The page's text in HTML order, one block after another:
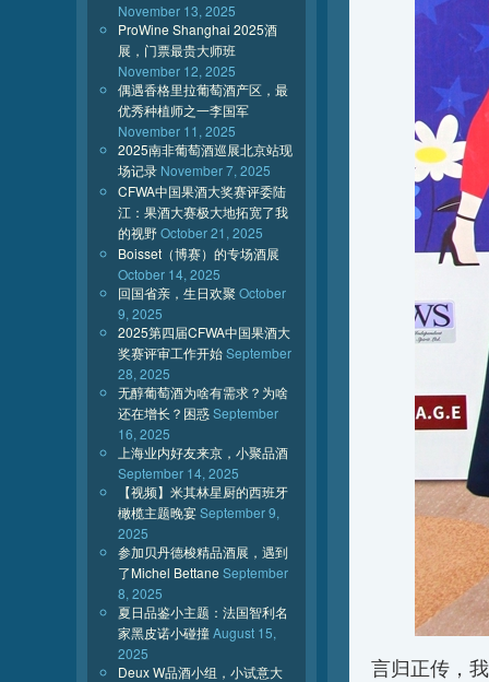
言归正传，
November 13, 2025
ProWine Shanghai 2025酒
展，门票最贵大师班
November 12, 2025
偶遇香格里拉葡萄酒产区，最
优秀种植师之一李国军
November 11, 2025
2025南非葡萄酒巡展北京站现
场记录 November 7, 2025
CFWA中国果酒大奖赛评委陆
江：果酒大赛极大地拓宽了我
的视野October 21, 2025
Boisset（博赛）的专场酒展
October 14, 2025
回国省亲，生日欢聚 October
9, 2025
2025第四届CFWA中国果酒大
奖赛评审工作开始September
28, 2025
无醇葡萄酒为啥有需求？为啥
还在增长？困惑September
16, 2025
上海业内好友来京，小聚品酒
September 14, 2025
【视频】米其林星厨的西班牙
橄榄主题晚宴September 9,
2025
参加贝丹德梭精品酒展，遇到
了Michel Bettane September
8, 2025
夏日品鉴小主题：法国智利名
家黑皮诺小碰撞August 15,
2025
Deux W品酒小组，小试意大